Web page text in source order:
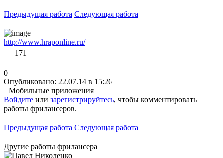
Предыдущая работа Следующая работа
http://www.hraponline.ru/
171
0
Опубликовано: 22.07.14 в 15:26
Мобильные приложения
Войдите или зарегистрируйтесь, чтобы комментировать
работы фрилансеров.
Предыдущая работа Следующая работа
Другие работы фрилансера